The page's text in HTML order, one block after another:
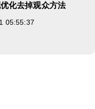
化去掉观众方法
05:55:37